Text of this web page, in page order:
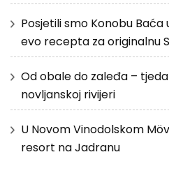
Posjetili smo Konobu Baća
evo recepta za originalnu
Od obale do zaleđa –
novljanskoj rivijeri
U Novom Vinodolskom
resort na Jadranu